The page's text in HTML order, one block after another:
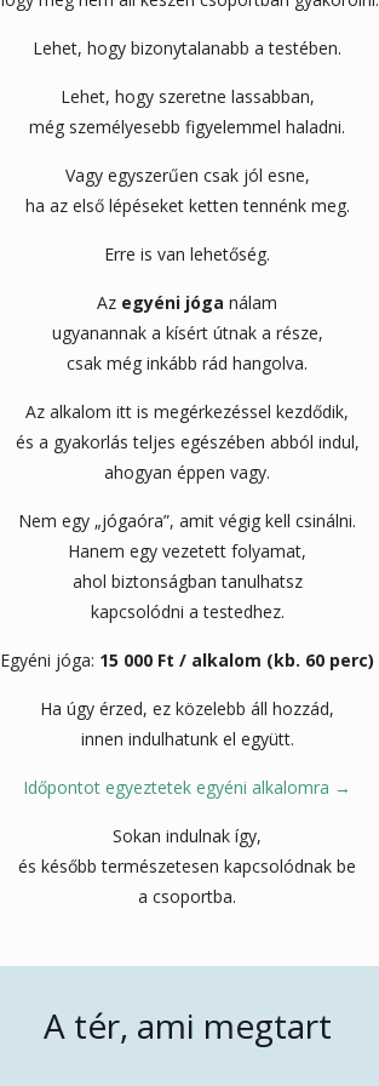
Lehet, hogy bizonytalanabb a testében.
Lehet, hogy szeretne lassabban,
még személyesebb figyelemmel haladni.
Vagy egyszerűen csak jól esne,
ha az első lépéseket ketten tennénk meg.
Erre is van lehetőség.
Az egyéni jóga nálam
ugyanannak a kísért útnak a része,
csak még inkább rád hangolva.
Az alkalom itt is megérkezéssel kezdődik,
és a gyakorlás teljes egészében abból indul,
ahogyan éppen vagy.
Nem egy „jógaóra”, amit végig kell csinálni.
Hanem egy vezetett folyamat,
ahol biztonságban tanulhatsz
kapcsolódni a testedhez.
Egyéni jóga: 15 000 Ft / alkalom (kb. 60 perc)
Ha úgy érzed, ez közelebb áll hozzád,
innen indulhatunk el együtt.
Időpontot egyeztetek egyéni alkalomra →
Sokan indulnak így,
és később természetesen kapcsolódnak be
a csoportba.
A tér, ami megtart